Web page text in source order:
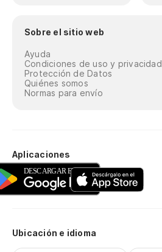
Sobre el sitio web
Ayuda
Condiciones de uso y privacidad
Protección de Datos
Quiénes somos
Normas para envío
Aplicaciones
Ubicación e idioma